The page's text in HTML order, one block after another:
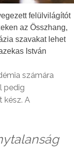
felülvilágítót
az Összhang,
szavakat lehet
István
számára
pedig
kész. A